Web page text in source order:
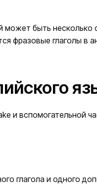
быть
фразовые глаголы в
и вспомогательной
глагола и одного